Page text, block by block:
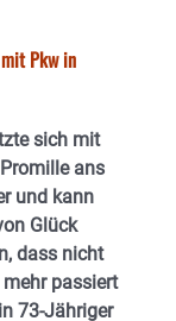
Pkw in
sich mit
ans
und kann
Glück
dass nicht
passiert
73-Jähriger